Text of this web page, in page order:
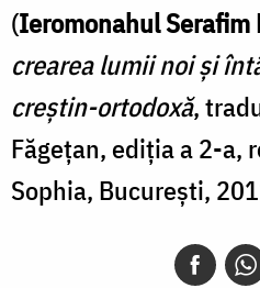
(Ieromonahul Serafim
crearea lumii noi și
creștin-ortodoxă,
Făgețan, ediția a 2-a,
Sophia, București,